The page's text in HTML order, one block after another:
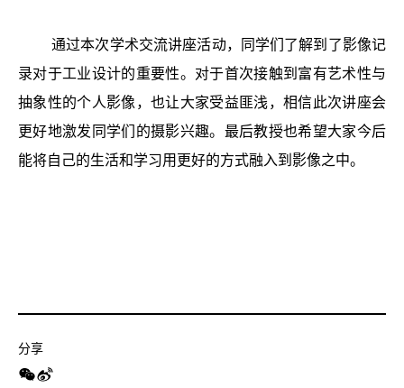
通过本次学术交流讲座活动，同学们了解到了影像记
录对于工业设计的重要性。对于首次接触到富有艺术性与
抽象性的个人影像，也让大家受益匪浅，相信此次讲座会
更好地激发同学们的摄影兴趣。最后教授也希望大家今后
能将自己的生活和学习用更好的方式融入到影像之中。
分享